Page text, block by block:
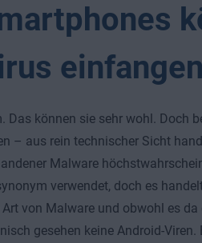
einfangen
Das können sie sehr wohl. Doch
– aus rein technischer Sicht
Malware
verwendet, doch es
Art von Malware und obwohl es
gesehen keine Android-